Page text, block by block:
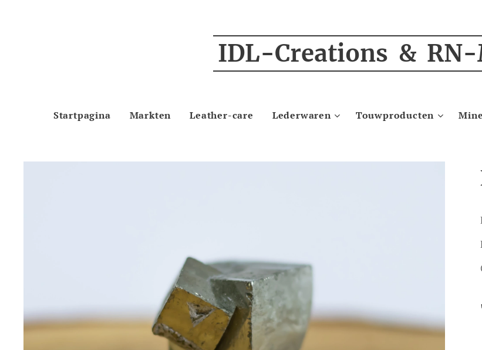
IDL-Creations &
Startpagina Markten Leather-care Lederwaren Touwproducten